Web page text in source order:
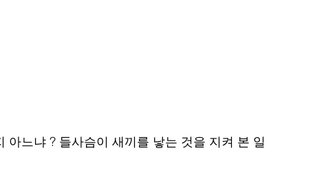
아느냐 ? 들사슴이 새끼를 낳는 것을 지켜 본 일